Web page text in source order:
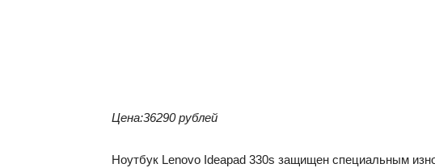
Цена:36290 рублей
Ноутбук Lenovo Ideapad 330s защищен специальным